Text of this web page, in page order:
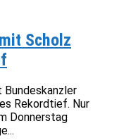
Scholz
Rekordtief. Nur
Donnerstag